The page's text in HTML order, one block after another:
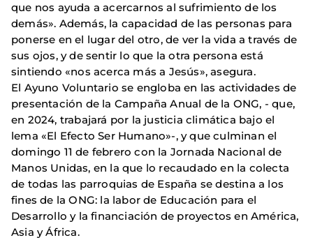
que nos ayuda a acercarnos al sufrimiento de los
demás». Además, la capacidad de las personas para
ponerse en el lugar del otro, de ver la vida a través de
sus ojos, y de sentir lo que la otra persona está
sintiendo «nos acerca más a Jesús», asegura.
El Ayuno Voluntario se engloba en las actividades de
presentación de la Campaña Anual de la ONG, - que,
en 2024, trabajará por la justicia climática bajo el
lema «El Efecto Ser Humano»-, y que culminan el
domingo 11 de febrero con la Jornada Nacional de
Manos Unidas, en la que lo recaudado en la colecta
de todas las parroquias de España se destina a los
fines de la ONG: la labor de Educación para el
Desarrollo y la financiación de proyectos en América,
Asia y África.